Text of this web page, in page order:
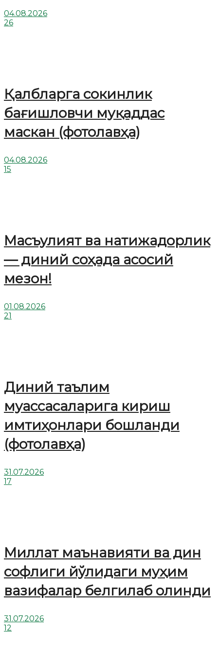
04.08.2026
26
Қалбларга сокинлик
бағишловчи муқаддас
маскан (фотолавҳа)
04.08.2026
15
Масъулият ва натижадорлик
— диний соҳада асосий
мезон!
01.08.2026
21
Диний таълим
муассасаларига кириш
имтиҳонлари бошланди
(фотолавҳа)
31.07.2026
17
Миллат маънавияти ва дин
софлиги йўлидаги муҳим
вазифалар белгилаб олинди
31.07.2026
12